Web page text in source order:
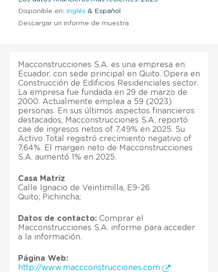
Disponible en: Inglés & Español
Descargar un informe de muestra
Macconstrucciones S.A. es una empresa en
Ecuador, con sede principal en Quito. Opera en
Construcción de Edificios Residenciales sector.
La empresa fue fundada en 29 de marzo de
2000. Actualmente emplea a 59 (2023)
personas. En sus últimos aspectos financieros
destacados, Macconstrucciones S.A. reportó
cae de ingresos netos of 7,49% en 2025. Su
Activo Total registró crecimiento negativo of
7,64%. El margen neto de Macconstrucciones
S.A. aumentó 1% en 2025.
Casa Matriz
Calle Ignacio de Veintimilla, E9-26
Quito; Pichincha;
Datos de contacto: Comprar el
Macconstrucciones S.A. informe para acceder
a la información.
Página Web:
http://www.maccconstrucciones.com